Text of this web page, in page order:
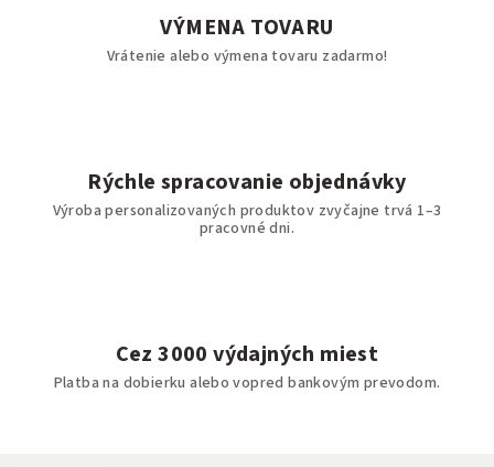
VÝMENA TOVARU
Vrátenie alebo výmena tovaru zadarmo!
Rýchle spracovanie objednávky
Výroba personalizovaných produktov zvyčajne trvá 1–3
pracovné dni.
Cez 3000 výdajných miest
Platba na dobierku alebo vopred bankovým prevodom.